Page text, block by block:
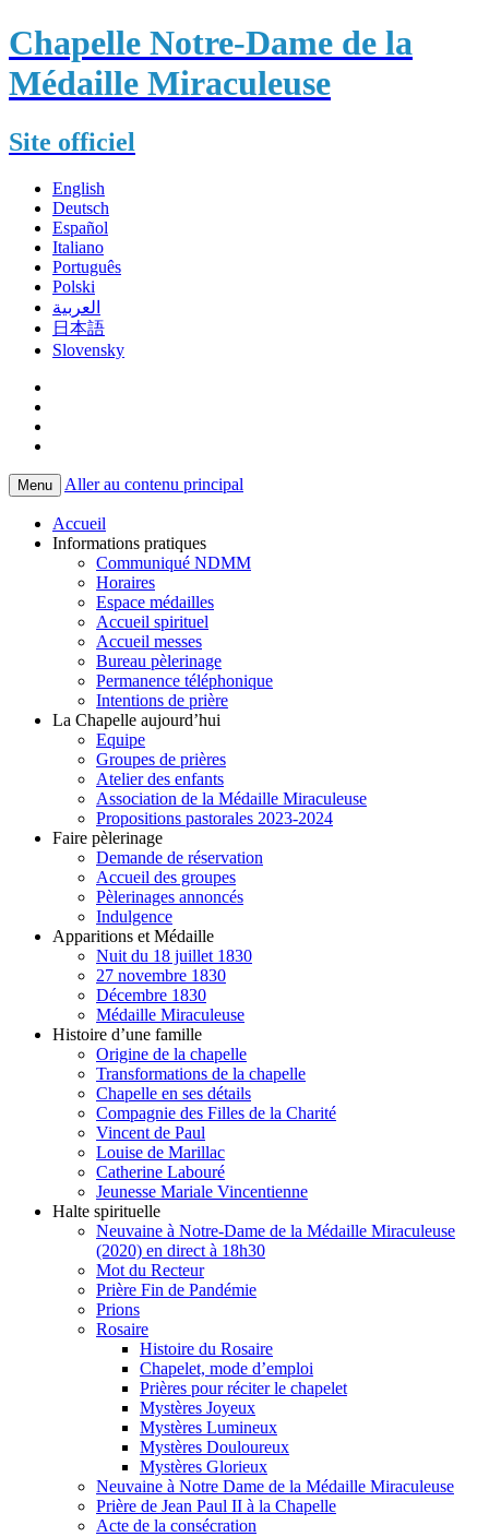
Chapelle Notre-Dame de la
Médaille Miraculeuse
Site officiel
English
Deutsch
Español
Italiano
Português
Polski
العربية
日本語
Slovensky
Menu Aller au contenu principal
Accueil
Informations pratiques
Communiqué NDMM
Horaires
Espace médailles
Accueil spirituel
Accueil messes
Bureau pèlerinage
Permanence téléphonique
Intentions de prière
La Chapelle aujourd’hui
Equipe
Groupes de prières
Atelier des enfants
Association de la Médaille Miraculeuse
Propositions pastorales 2023-2024
Faire pèlerinage
Demande de réservation
Accueil des groupes
Pèlerinages annoncés
Indulgence
Apparitions et Médaille
Nuit du 18 juillet 1830
27 novembre 1830
Décembre 1830
Médaille Miraculeuse
Histoire d’une famille
Origine de la chapelle
Transformations de la chapelle
Chapelle en ses détails
Compagnie des Filles de la Charité
Vincent de Paul
Louise de Marillac
Catherine Labouré
Jeunesse Mariale Vincentienne
Halte spirituelle
Neuvaine à Notre-Dame de la Médaille Miraculeuse
(2020) en direct à 18h30
Mot du Recteur
Prière Fin de Pandémie
Prions
Rosaire
Histoire du Rosaire
Chapelet, mode d’emploi
Prières pour réciter le chapelet
Mystères Joyeux
Mystères Lumineux
Mystères Douloureux
Mystères Glorieux
Neuvaine à Notre Dame de la Médaille Miraculeuse
Prière de Jean Paul II à la Chapelle
Acte de la consécration